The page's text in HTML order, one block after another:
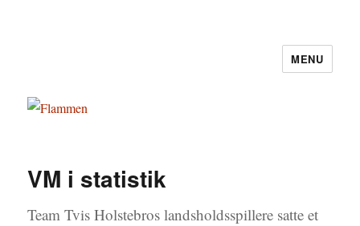
MENU
VM i statistik
Team Tvis Holstebros landsholdsspillere satte et